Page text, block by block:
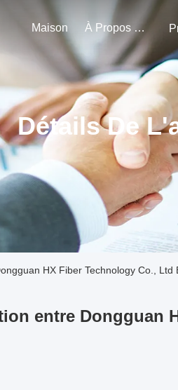
Maison À Propos De Nous
Détails De
HX Fiber Technology Co., Ltd
entre Dongguan